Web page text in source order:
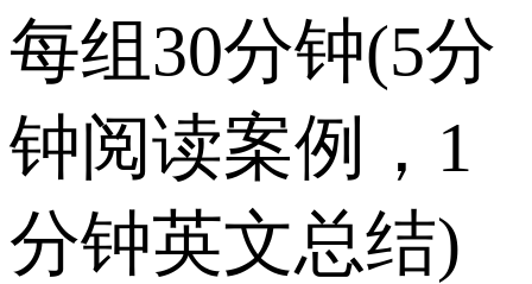
每组30分钟(5分
钟阅读案例，1
分钟英文总结)